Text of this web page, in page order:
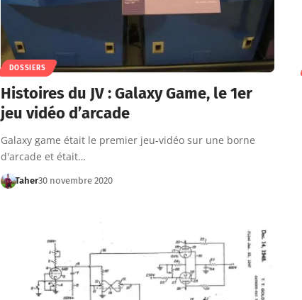
DOSSIERS
Histoires du JV : Galaxy Game, le 1er
jeu vidéo d’arcade
Galaxy game était le premier jeu-vidéo sur une borne
d'arcade et était…
Taher30 novembre 2020